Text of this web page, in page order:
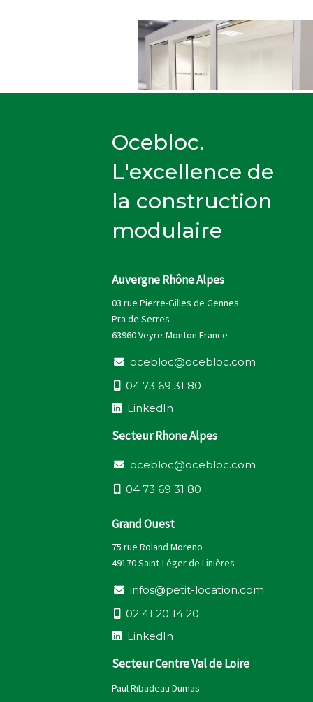
Ocebloc.
L'excellence de
la construction
modulaire
Auvergne Rhône Alpes
03 rue Pierre-Gilles de Gennes
Pra de Serres
63960 Veyre-Monton France
ocebloc@ocebloc.com
04 73 69 31 80
LinkedIn
Secteur Rhone Alpes
ocebloc@ocebloc.com
04 73 69 31 80
Grand Ouest
75 rue Roland Moreno
49170 Saint-Léger de Linières
infos@petit-location.com
02 41 20 14 20
LinkedIn
Secteur Centre Val de Loire
Paul Ribadeau Dumas